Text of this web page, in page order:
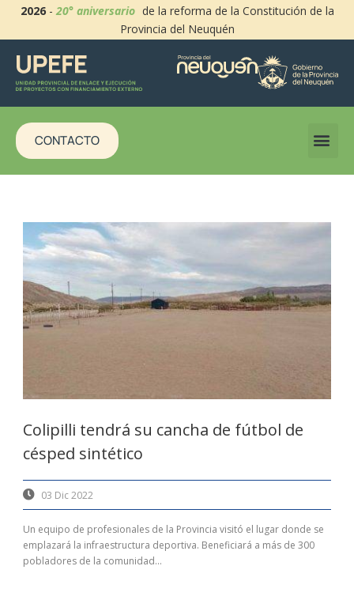
2026-20° aniversario de la reforma de la Constitución de la
Provincia del Neuquén
CONTACTO
Colipilli tendrá su cancha de fútbol de
césped sintético
03 Dic 2022
Un equipo de profesionales de la Provincia visitó el lugar donde se
emplazará la infraestructura deportiva. Beneficiará a más de 300
pobladores de la comunidad...